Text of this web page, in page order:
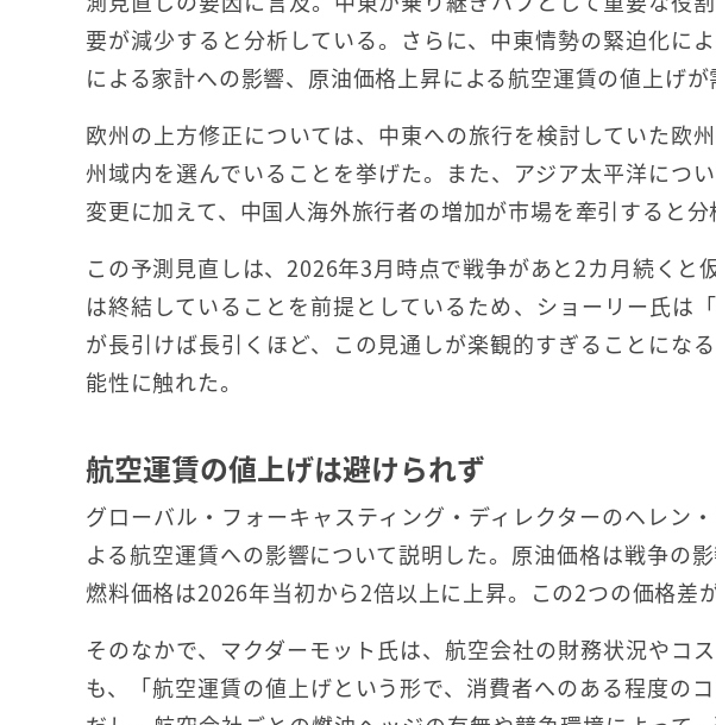
要が減少すると分析している。さらに、中東情勢の緊迫化に
による家計への影響、原油価格上昇による航空運賃の値上げが
欧州の上方修正については、中東への旅行を検討していた欧
州域内を選んでいることを挙げた。また、アジア太平洋につ
変更に加えて、中国人海外旅行者の増加が市場を牽引すると分
この予測見直しは、2026年3月時点で戦争があと2カ月続くと
は終結していることを前提としているため、ショーリー氏は
が長引けば長引くほど、この見通しが楽観的すぎることにな
能性に触れた。
航空運賃の値上げは避けられず
グローバル・フォーキャスティング・ディレクターのヘレン
よる航空運賃への影響について説明した。原油価格は戦争の
燃料価格は2026年当初から2倍以上に上昇。この2つの価格差
そのなかで、マクダーモット氏は、航空会社の財務状況やコ
も、「航空運賃の値上げという形で、消費者へのある程度の